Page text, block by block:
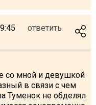
ответить
со мной и девушкой
в связи с чем
Туменок не обделял